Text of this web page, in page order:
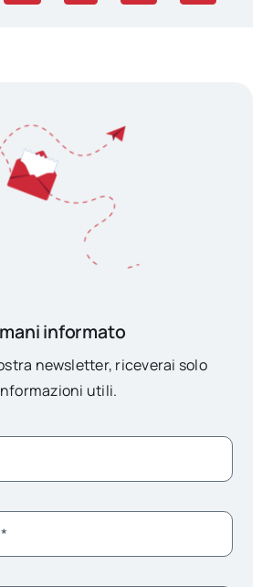
informato
newsletter, riceverai solo
utili.